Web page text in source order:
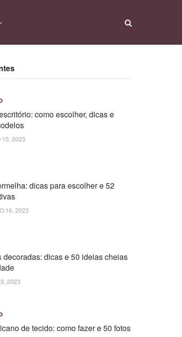
como escolher, dicas e
10, 2023
dicas para escolher e 52
16, 2023
decoradas: dicas e 50 ideias cheias
2023
de tecido: como fazer e 50 fotos